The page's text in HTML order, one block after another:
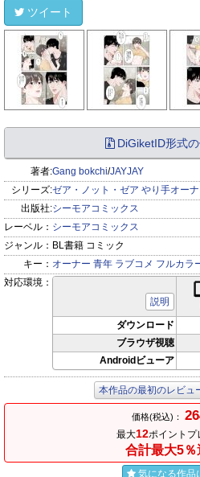
ツイート
DiGiketID形式
著者:Gang bokchi/JAYJAY
シリーズ:ゼア・ノット・ゼア やり手オー
出版社:シーモアコミックス
レーベル： シーモアコミックス
ジャンル： BL書籍 コミック
キー： オーナー 青年 ラブコメ フルカラ
対応環境：
説明
ダウンロード
ブラウザ視聴
Androidビューア
本作品の最初のレビュ
価格(税込)：
最大12ポイントプ
合計最大5％
気になる作品